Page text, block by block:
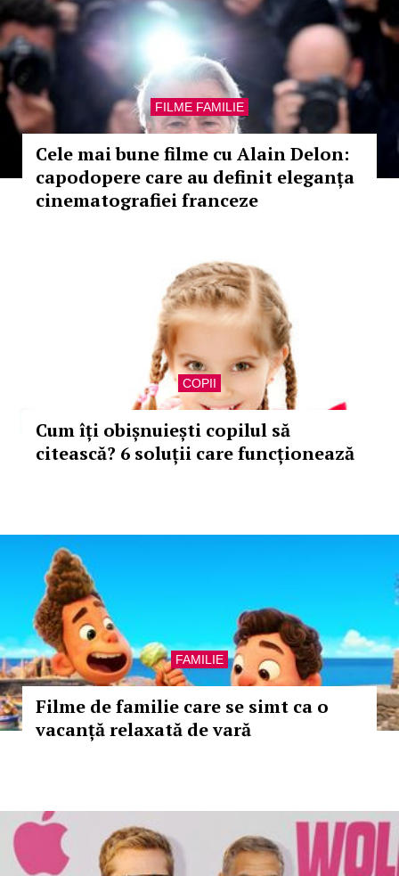
FILME FAMILIE
Cele mai bune filme cu Alain Delon:
capodopere care au definit eleganța
cinematografiei franceze
COPII
Cum îți obișnuiești copilul să
citească? 6 soluții care funcționează
FAMILIE
Filme de familie care se simt ca o
vacanță relaxată de vară